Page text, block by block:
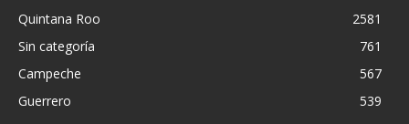
Quintana Roo
2581
Sin categoría
761
Campeche
567
Guerrero
539